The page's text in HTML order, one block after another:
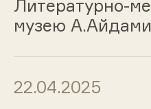
Литературно-
музею
22.04.2025